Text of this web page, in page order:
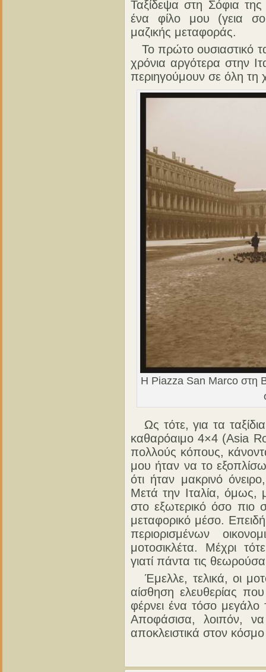
Ταξίδεψα στη Σόφια
ένα φίλο μου (γεια
μαζικής μεταφοράς.
Το πρώτο ουσιαστικό
χρόνια αργότερα στην
περιηγούμουν σε όλη τη
Η Piazza San Marco στη
Ως τότε, για τα
καθαρόαιμο 4×4 (Asia
πολλούς κόπους,
μου ήταν να το
ότι ήταν μακρινό
Μετά την Ιταλία, όμως,
στο εξωτερικό όσο πιο
μεταφορικό μέσο.
περιορισμένων
μοτοσικλέτα. Μέχρι
γιατί πάντα τις
Έμελλε, τελικά, οι
αίσθηση ελευθερίας
φέρνει ένα τόσο μεγάλο
Αποφάσισα, λοιπόν,
αποκλειστικά στον